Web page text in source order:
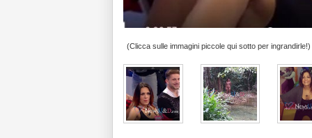
(Clicca sulle immagini piccole qui sotto per ingrandirle!)